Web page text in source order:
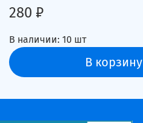
280 ₽
В наличии: 10 шт
В корзину